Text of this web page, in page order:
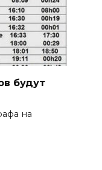
будут
на